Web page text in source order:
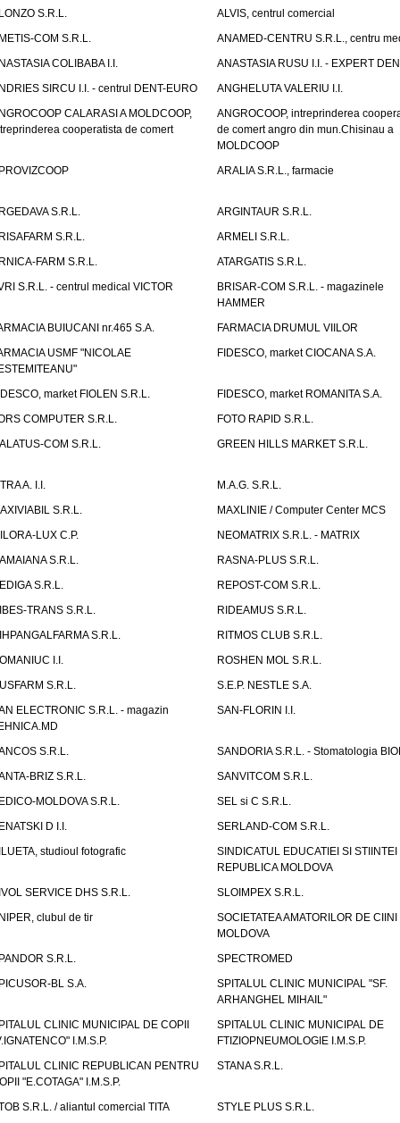
S.R.L.
ALVIS, centrul comercial
COM S.R.L.
ANAMED-CENTRU S.R.L., centru
COLIBABA I.I.
ANASTASIA RUSU I.I. - EXPERT
SIRCU I.I. - centrul DENT-EURO
ANGHELUTA VALERIU I.I.
CALARASI A MOLDCOOP,
cooperatista de comert
ANGROCOOP, intreprinderea
de comert angro din mun.Chisinau a
MOLDCOOP
ARALIA S.R.L., farmacie
S.R.L.
ARGINTAUR S.R.L.
S.R.L.
ARMELI S.R.L.
FARM S.R.L.
ATARGATIS S.R.L.
S.R.L. - centrul medical VICTOR
BRISAR-COM S.R.L. - magazinele
HAMMER
BUIUCANI nr.465 S.A.
FARMACIA DRUMUL VIILOR
USMF "NICOLAE
FIDESCO, market CIOCANA S.A.
market FIOLEN S.R.L.
FIDESCO, market ROMANITA S.A.
COMPUTER S.R.L.
FOTO RAPID S.R.L.
COM S.R.L.
GREEN HILLS MARKET S.R.L.
A. I.I.
M.A.G. S.R.L.
S.R.L.
MAXLINIE / Computer Center MCS
LUX C.P.
NEOMATRIX S.R.L. - MATRIX
S.R.L.
RASNA-PLUS S.R.L.
S.R.L.
REPOST-COM S.R.L.
TRANS S.R.L.
RIDEAMUS S.R.L.
S.R.L.
RITMOS CLUB S.R.L.
I.I.
ROSHEN MOL S.R.L.
S.R.L.
S.E.P. NESTLE S.A.
ELECTRONIC S.R.L. - magazin
SAN-FLORIN I.I.
S.R.L.
SANDORIA S.R.L. - Stomatologia
BRIZ S.R.L.
SANVITCOM S.R.L.
MOLDOVA S.R.L.
SEL si C S.R.L.
D I.I.
SERLAND-COM S.R.L.
studioul fotografic
SINDICATUL EDUCATIEI SI STIINTEI
REPUBLICA MOLDOVA
SERVICE DHS S.R.L.
SLOIMPEX S.R.L.
clubul de tir
SOCIETATEA AMATORILOR DE CIINI
MOLDOVA
S.R.L.
SPECTROMED
BL S.A.
SPITALUL CLINIC MUNICIPAL "SF.
ARHANGHEL MIHAIL"
CLINIC MUNICIPAL DE COPII
I.M.S.P.
SPITALUL CLINIC MUNICIPAL DE
FTIZIOPNEUMOLOGIE I.M.S.P.
CLINIC REPUBLICAN PENTRU
"E.COTAGA" I.M.S.P.
STANA S.R.L.
S.R.L. / aliantul comercial TITA STYLE PLUS S.R.L.